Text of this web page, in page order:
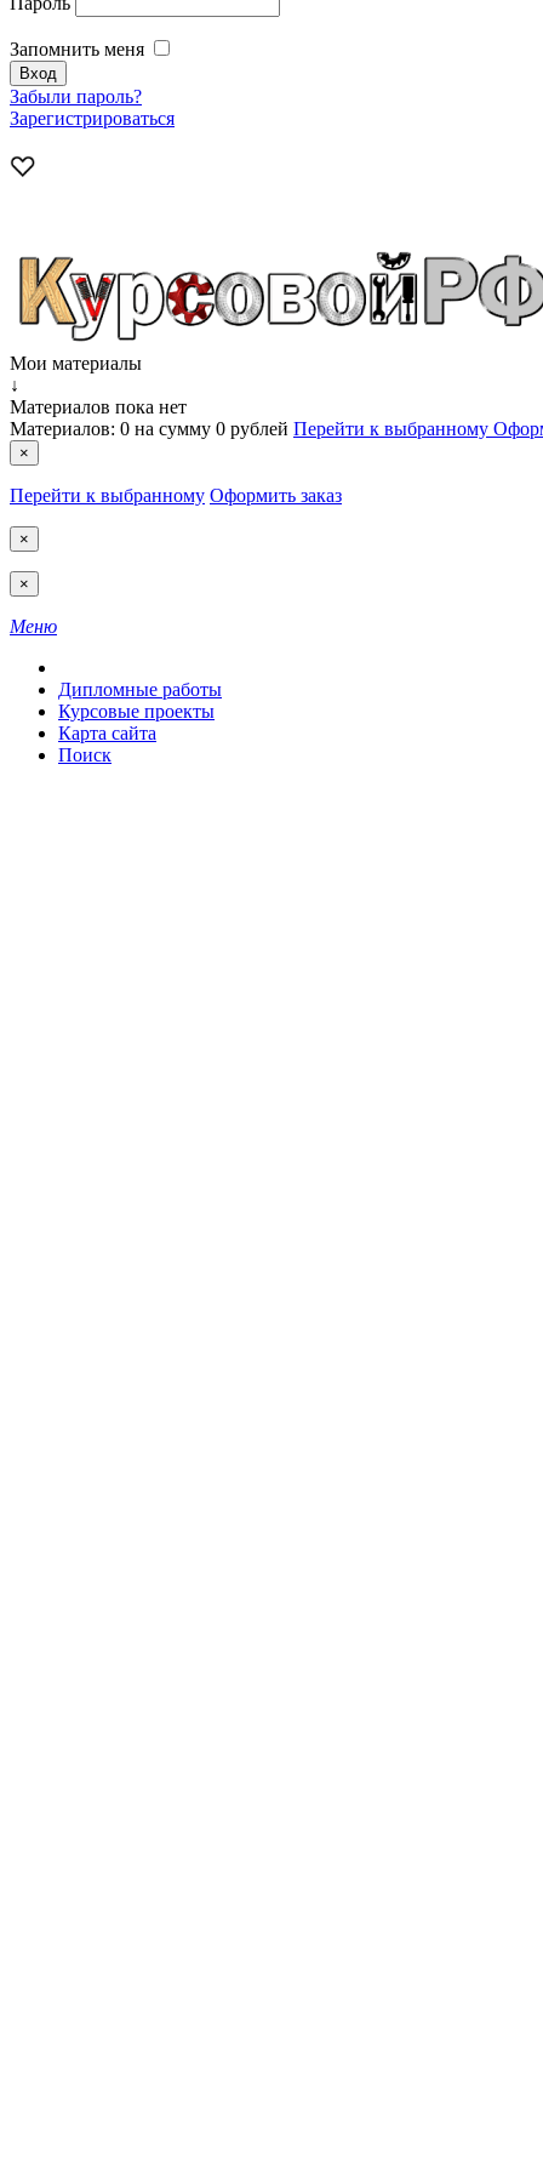
Запомнить меня
Забыли пароль?
Зарегистрироваться
Мои материалы
↓
Материалов пока нет
Материалов: 0 на сумму 0 рублей Перейти к выбранному
×
Перейти к выбранному Оформить заказ
×
×
Меню
Дипломные работы
Курсовые проекты
Карта сайта
Поиск